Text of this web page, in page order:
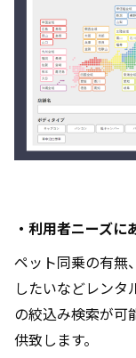
・利用者ニーズ
ペット同乗の有無
したいなどレン
の絞込み検索が可
供致します。